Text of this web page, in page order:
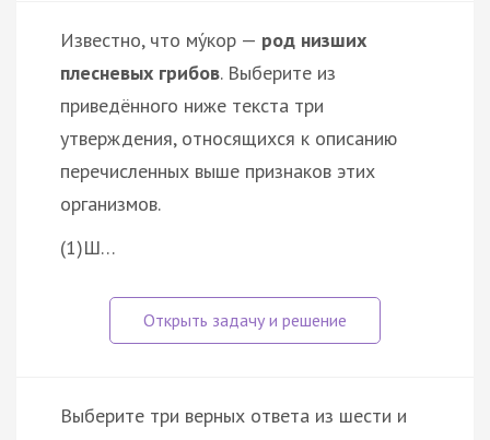
Известно, что му́кор — род низших
плесневых грибов. Выберите из
приведённого ниже текста три
утверждения, относящихся к описанию
перечисленных выше признаков этих
организмов.
(1)Ш…
Выберите три верных ответа из шести и